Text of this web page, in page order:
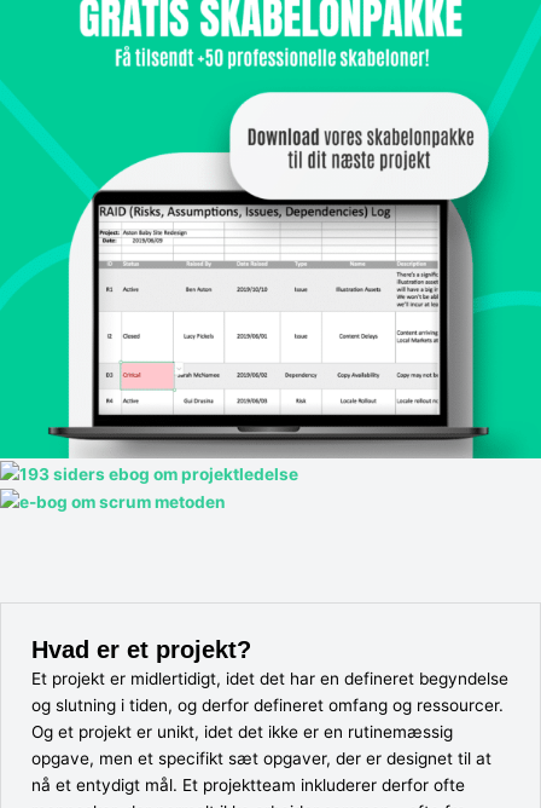
Hvad er et projekt?
Et projekt er midlertidigt, idet det har en defineret begyndelse
og slutning i tiden, og derfor defineret omfang og ressourcer.
Og et projekt er unikt, idet det ikke er en rutinemæssig
opgave, men et specifikt sæt opgaver, der er designet til at
nå et entydigt mål. Et projektteam inkluderer derfor ofte